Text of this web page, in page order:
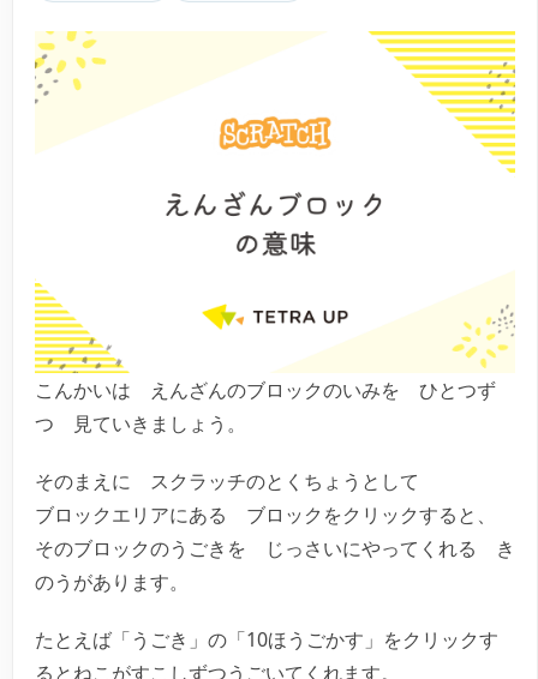
こんかいは えんざんのブロックのいみを ひとつず
つ 見ていきましょう。
そのまえに スクラッチのとくちょうとして
ブロックエリアにある ブロックをクリックすると、
そのブロックのうごきを じっさいにやってくれる き
のうがあります。
たとえば「うごき」の「10ほうごかす」をクリックす
るとねこがすこしずつうごいてくれます。